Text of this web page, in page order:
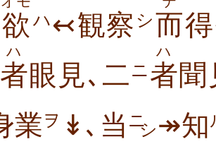
欲 ハ↢観察 シ而得
者
ハ
眼見､二ニ者
ハ
聞
業ヲ ↡､当 ニシ↠知